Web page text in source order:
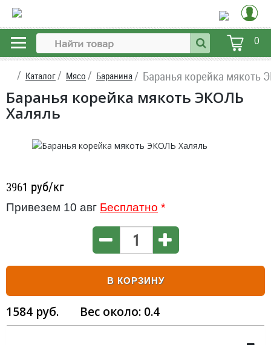
0
Каталог Мясо Баранина Баранья корейка мякоть
Баранья корейка мякоть ЭКОЛЬ
Халяль
3961 руб/кг
Привезем 10 авг Бесплатно *
В КОРЗИНУ
1584 руб. Вес около: 0.4